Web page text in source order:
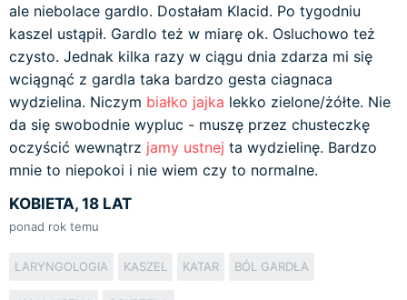
ale niebolace gardlo. Dostałam Klacid. Po tygodniu
kaszel ustąpił. Gardlo też w miarę ok. Osluchowo też
czysto. Jednak kilka razy w ciągu dnia zdarza mi się
wciągnąć z gardla taka bardzo gesta ciagnaca
wydzielina. Niczym białko jajka lekko zielone/żółte. Nie
da się swobodnie wypluc - muszę przez chusteczkę
oczyścić wewnątrz jamy ustnej ta wydzielinę. Bardzo
mnie to niepokoi i nie wiem czy to normalne.
KOBIETA, 18 LAT
ponad rok temu
LARYNGOLOGIA KASZEL KATAR BÓL GARDŁA